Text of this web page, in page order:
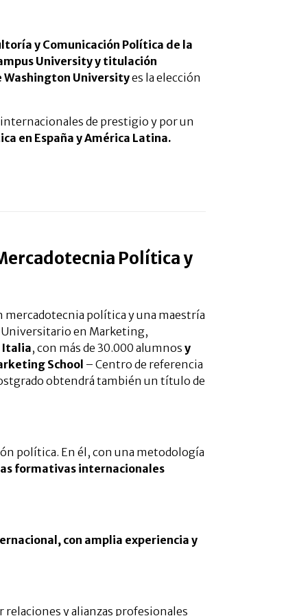
y Comunicación Política de la
University y titulación
Washington Universityes la elección
de prestigio y por un
en España y América Latina.
Política y
mercadotecnia política y una maestría
en Marketing,
Italia, con más de 30.000 alumnos y
School – Centro de referencia
obtendrá también un título de
política. En él, con una metodología
formativas internacionales
con amplia experiencia y
y alianzas profesionales